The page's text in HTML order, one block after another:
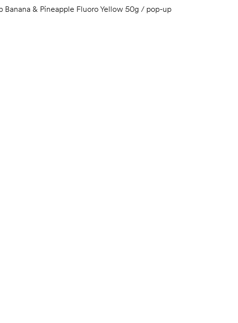
Banana & Pineapple Fluoro Yellow 50g / pop-up